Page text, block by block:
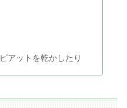
アットを乾かしたり